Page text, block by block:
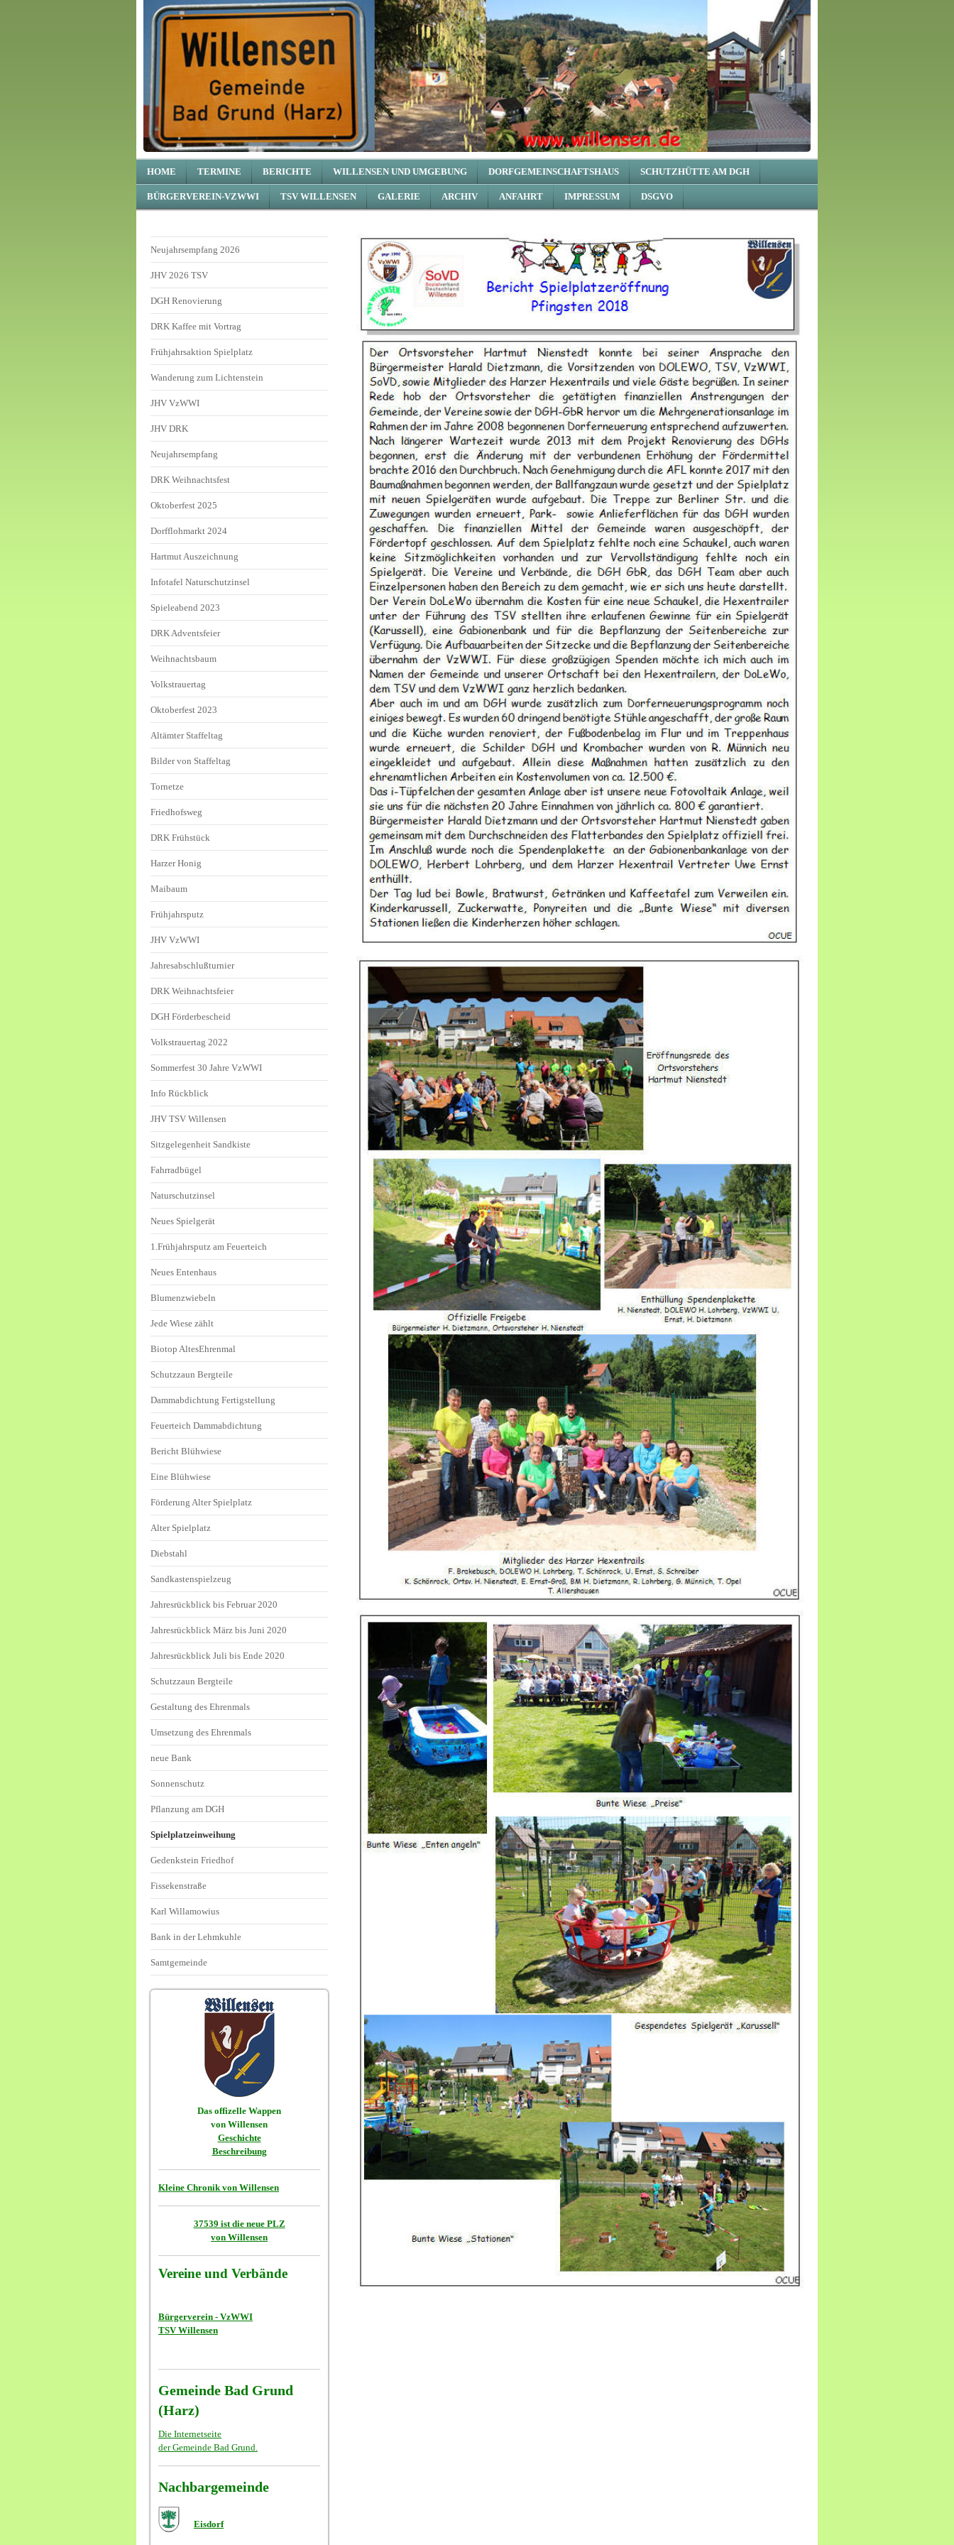
HOME TERMINE BERICHTE WILLENSEN UND UMGEBUNG DORFGEMEINSCHAFTSHAUS SCHUTZHÜTTE AM DGH
BÜRGERVEREIN-VZWWI TSV WILLENSEN GALERIE ARCHIV ANFAHRT IMPRESSUM DSGVO
Neujahrsempfang 2026
JHV 2026 TSV
DGH Renovierung
DRK Kaffee mit Vortrag
Frühjahrsaktion Spielplatz
Wanderung zum Lichtenstein
JHV VzWWI
JHV DRK
Neujahrsempfang
DRK Weihnachtsfest
Oktoberfest 2025
Dorfflohmarkt 2024
Hartmut Auszeichnung
Infotafel Naturschutzinsel
Spieleabend 2023
DRK Adventsfeier
Weihnachtsbaum
Volkstrauertag
Oktoberfest 2023
Altämter Staffeltag
Bilder von Staffeltag
Tornetze
Friedhofsweg
DRK Frühstück
Harzer Honig
Maibaum
Frühjahrsputz
JHV VzWWI
Jahresabschlußturnier
DRK Weihnachtsfeier
DGH Förderbescheid
Volkstrauertag 2022
Sommerfest 30 Jahre VzWWI
Info Rückblick
JHV TSV Willensen
Sitzgelegenheit Sandkiste
Fahrradbügel
Naturschutzinsel
Neues Spielgerät
1.Frühjahrsputz am Feuerteich
Neues Entenhaus
Blumenzwiebeln
Jede Wiese zählt
Biotop AltesEhrenmal
Schutzzaun Bergteile
Dammabdichtung Fertigstellung
Feuerteich Dammabdichtung
Bericht Blühwiese
Eine Blühwiese
Förderung Alter Spielplatz
Alter Spielplatz
Diebstahl
Sandkastenspielzeug
Jahresrückblick bis Februar 2020
Jahresrückblick März bis Juni 2020
Jahresrückblick Juli bis Ende 2020
Schutzzaun Bergteile
Gestaltung des Ehrenmals
Umsetzung des Ehrenmals
neue Bank
Sonnenschutz
Pflanzung am DGH
Spielplatzeinweihung
Gedenkstein Friedhof
Fissekenstraße
Karl Willamowius
Bank in der Lehmkuhle
Samtgemeinde
Das offizelle Wappen
von Willensen
Geschichte
Beschreibung
Kleine Chronik von Willensen
37539 ist die neue PLZ
von Willensen
Vereine und Verbände
Bürgerverein - VzWWI
TSV Willensen
Gemeinde Bad Grund
(Harz)
Die Internetseite
der Gemeinde Bad Grund.
Nachbargemeinde
Eisdorf